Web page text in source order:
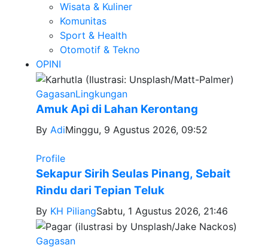
Wisata & Kuliner
Komunitas
Sport & Health
Otomotif & Tekno
OPINI
GagasanLingkungan
Amuk Api di Lahan Kerontang
By AdiMinggu, 9 Agustus 2026, 09:52
Profile
Sekapur Sirih Seulas Pinang, Sebait
Rindu dari Tepian Teluk
By KH PiliangSabtu, 1 Agustus 2026, 21:46
Gagasan